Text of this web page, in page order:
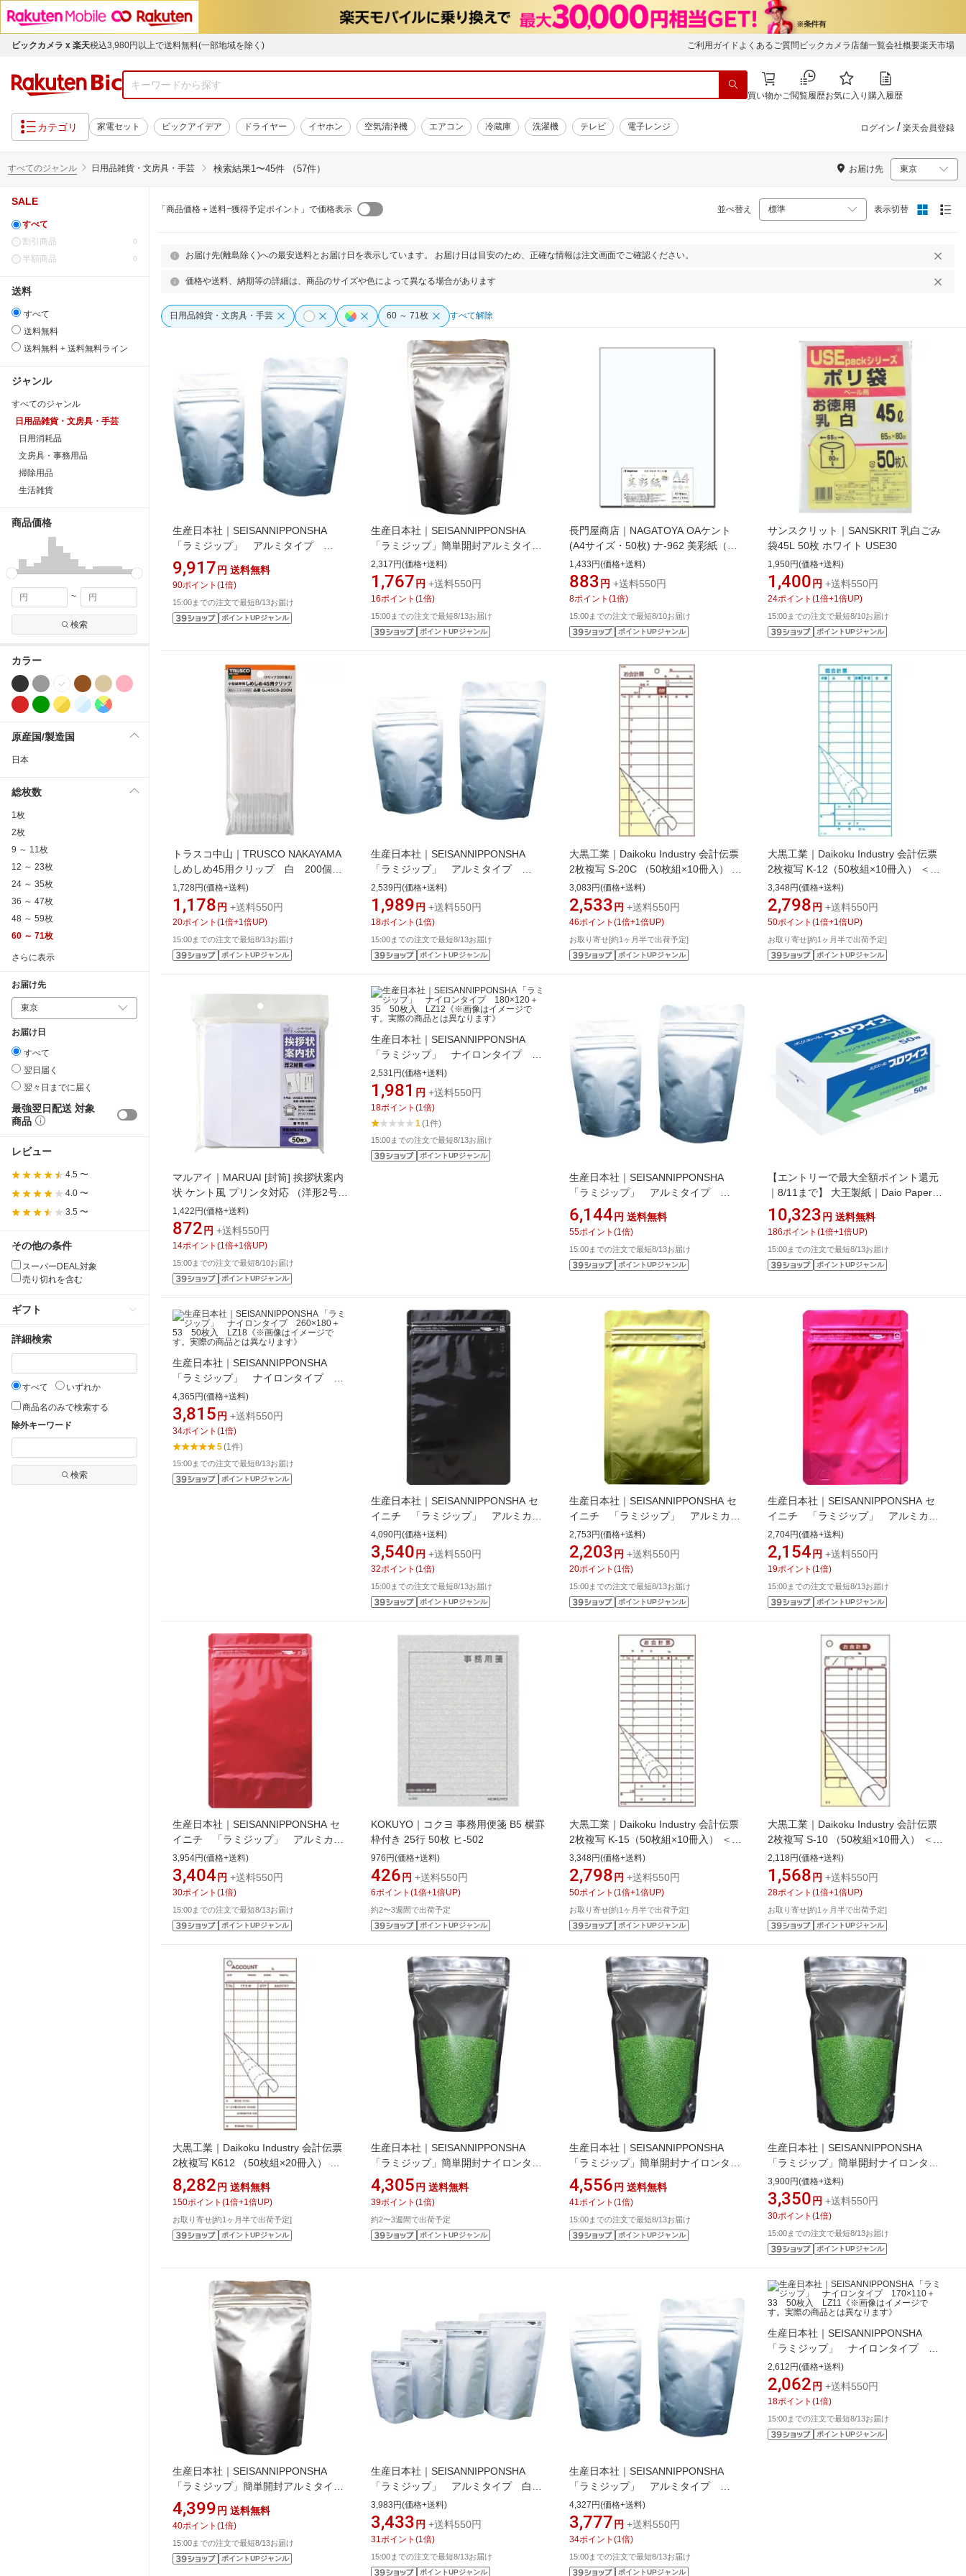
ビックカメラ x 楽天税込3,980円以上で送料無料(一部地域を除く) ご利用ガイド よくあるご質問 ビックカメラ店舗一覧会社概要楽天市場
買い物かご閲覧履歴お気に入り 購入履歴
カテゴリ 家電セット ビックアイデア ドライヤー イヤホン 空気清浄機 エアコン 冷蔵庫 洗濯機 テレビ 電子レンジ ログイン / 楽天会員登録
すべてのジャンル 日用品雑貨・文房具・手芸 検索結果1〜45件 （57件） お届け先
SALE
すべて
0
割引商品
0
半額商品
送料
すべて
送料無料
送料無料 + 送料無料ライン
ジャンル
すべてのジャンル
日用品雑貨・文房具・手芸
日用消耗品
文房具・事務用品
掃除用品
生活雑貨
商品価格
~
検索
カラー
原産国/製造国
日本
総枚数
1枚
2枚
9 ～ 11枚
12 ～ 23枚
24 ～ 35枚
36 ～ 47枚
48 ～ 59枚
60 ～ 71枚
さらに表示
お届け先
お届け日
すべて
翌日届く
翌々日までに届く
最強翌日配送 対象
商品
レビュー
4.5 〜
4.0 〜
3.5 〜
その他の条件
スーパーDEAL対象
売り切れを含む
ギフト
詳細検索
すべて
いずれか
商品名のみで検索する
除外キーワード
検索
「商品価格＋送料−獲得予定ポイント」で価格表示 並べ替え 表示切替
お届け先(離島除く)への最安送料とお届け日を表示しています。 お届け日は目安のため、正確な情報は注文画面でご確認ください。
価格や送料、納期等の詳細は、商品のサイズや色によって異なる場合があります
日用品雑貨・文房具・手芸 60 ～ 71枚 すべて解除
生産日本社｜SEISANNIPPONSHA
「ラミジップ」 アルミタイプ
340×240＋70 50枚入 AL24《※画
像はイメージです。実際の商品とは異
なります》
9,917 円 送料無料
90ポイント (1 倍)
15:00までの注文で最短8/13お届け
ポイントUPジャンル
生産日本社｜SEISANNIPPONSHA
「ラミジップ」簡単開封アルミタイ
プ 115×90＋28 50枚入 MA9《※
画像はイメージです。実際の商品とは
異なります》
2,317円(価格+送料)
1,767 円 +送料550円
16ポイント (1 倍)
15:00までの注文で最短8/13お届け
ポイントUPジャンル
長門屋商店｜NAGATOYA OAケント
(A4サイズ・50枚) ナ-962 美彩紙（び
さいし）シリーズ ホワイト[ナ962]
1,433円(価格+送料)
883 円 +送料550円
8ポイント (1 倍)
15:00までの注文で最短8/10お届け
ポイントUPジャンル
サンスクリット｜SANSKRIT 乳白ごみ
袋45L 50枚 ホワイト USE30
1,950円(価格+送料)
1,400 円 +送料550円
24ポイント (1 倍+1 倍UP)
15:00までの注文で最短8/10お届け
ポイントUPジャンル
トラスコ中山｜TRUSCO NAKAYAMA
しめしめ45用クリップ 白 200個
入 GJ45CB200N
1,728円(価格+送料)
1,178 円 +送料550円
20ポイント (1 倍+1 倍UP)
15:00までの注文で最短8/13お届け
ポイントUPジャンル
生産日本社｜SEISANNIPPONSHA
「ラミジップ」 アルミタイプ
160×100＋30 50枚入 AL10《※画
像はイメージです。実際の商品とは異
なります》
2,539円(価格+送料)
1,989 円 +送料550円
18ポイント (1 倍)
15:00までの注文で最短8/13お届け
ポイントUPジャンル
大黒工業｜Daikoku Industry 会計伝票
2枚複写 S-20C （50枚組×10冊入） ＜
PKIB601＞[PKIB601]
3,083円(価格+送料)
2,533 円 +送料550円
46ポイント (1 倍+1 倍UP)
お取り寄せ[約1ヶ月半で出荷予定]
ポイントUPジャンル
大黒工業｜Daikoku Industry 会計伝票
2枚複写 K-12（50枚組×10冊入） ＜
PKIB402＞[PKIB402]
3,348円(価格+送料)
2,798 円 +送料550円
50ポイント (1 倍+1 倍UP)
お取り寄せ[約1ヶ月半で出荷予定]
ポイントUPジャンル
マルアイ｜MARUAI [封筒] 挨拶状案内
状 ケント風 プリンタ対応 （洋形2号・
50枚） GP-ヨ55
1,422円(価格+送料)
872 円 +送料550円
14ポイント (1 倍+1 倍UP)
15:00までの注文で最短8/10お届け
ポイントUPジャンル
生産日本社｜SEISANNIPPONSHA
「ラミジップ」 ナイロンタイプ
180×120＋35 50枚入 LZ12《※画
像はイメージです。実際の商品とは異
なります》
2,531円(価格+送料)
1,981 円 +送料550円
18ポイント (1 倍)
1 (1件)
15:00までの注文で最短8/13お届け
ポイントUPジャンル
生産日本社｜SEISANNIPPONSHA
「ラミジップ」 アルミタイプ
260×180＋53 50枚入 AL18《※画
像はイメージです。実際の商品とは異
なります》
6,144 円 送料無料
55ポイント (1 倍)
15:00までの注文で最短8/13お届け
ポイントUPジャンル
【エントリーで最大全額ポイント還元
｜8/11まで】 大王製紙｜Daio Paper
プロワイプ ストロングタオル
E60 ポリパック 50枚 18パック
623166
10,323 円 送料無料
186ポイント (1 倍+1 倍UP)
15:00までの注文で最短8/13お届け
ポイントUPジャンル
生産日本社｜SEISANNIPPONSHA
「ラミジップ」 ナイロンタイプ
260×180＋53 50枚入 LZ18《※画
像はイメージです。実際の商品とは異
なります》
4,365円(価格+送料)
3,815 円 +送料550円
34ポイント (1 倍)
5(1件)
15:00までの注文で最短8/13お届け
ポイントUPジャンル
生産日本社｜SEISANNIPPONSHA セ
イニチ 「ラミジップ」 アルミカラ
ースタンドタイプ 黒 200×140＋
41 （50枚入） AL-1420BK
4,090円(価格+送料)
3,540 円 +送料550円
32ポイント (1 倍)
15:00までの注文で最短8/13お届け
ポイントUPジャンル
生産日本社｜SEISANNIPPONSHA セ
イニチ 「ラミジップ」 アルミカラ
ースタンドタイプ 金 130×100＋
30 （50枚入） AL-1013GD
2,753円(価格+送料)
2,203 円 +送料550円
20ポイント (1 倍)
15:00までの注文で最短8/13お届け
ポイントUPジャンル
生産日本社｜SEISANNIPPONSHA セ
イニチ 「ラミジップ」 アルミカラ
ースタンドタイプ 赤 130×100＋
30 （50枚入） AL-1013R
2,704円(価格+送料)
2,154 円 +送料550円
19ポイント (1 倍)
15:00までの注文で最短8/13お届け
ポイントUPジャンル
生産日本社｜SEISANNIPPONSHA セ
イニチ 「ラミジップ」 アルミカラ
ースタンドタイプ 赤 200×140＋
41 （50枚入） AL-1420R
3,954円(価格+送料)
3,404 円 +送料550円
30ポイント (1 倍)
15:00までの注文で最短8/13お届け
ポイントUPジャンル
KOKUYO｜コクヨ 事務用便箋 B5 横罫
枠付き 25行 50枚 ヒ-502
976円(価格+送料)
426 円 +送料550円
6ポイント (1 倍+1 倍UP)
約2〜3週間で出荷予定
ポイントUPジャンル
大黒工業｜Daikoku Industry 会計伝票
2枚複写 K-15（50枚組×10冊入） ＜
PKIB702＞[PKIB702]
3,348円(価格+送料)
2,798 円 +送料550円
50ポイント (1 倍+1 倍UP)
お取り寄せ[約1ヶ月半で出荷予定]
ポイントUPジャンル
大黒工業｜Daikoku Industry 会計伝票
2枚複写 S-10 （50枚組×10冊入） ＜
PKIB201＞[PKIB201]
2,118円(価格+送料)
1,568 円 +送料550円
28ポイント (1 倍+1 倍UP)
お取り寄せ[約1ヶ月半で出荷予定]
ポイントUPジャンル
大黒工業｜Daikoku Industry 会計伝票
2枚複写 K612 （50枚組×20冊入） ＜
PKIB301＞[PKIB301]
8,282 円 送料無料
150ポイント (1 倍+1 倍UP)
お取り寄せ[約1ヶ月半で出荷予定]
ポイントUPジャンル
生産日本社｜SEISANNIPPONSHA
「ラミジップ」簡単開封ナイロンタイ
プ 260×180＋53 50枚入
MY18《※画像はイメージです。実際
の商品とは異なります》
4,305 円 送料無料
39ポイント (1 倍)
約2〜3週間で出荷予定
ポイントUPジャンル
生産日本社｜SEISANNIPPONSHA
「ラミジップ」簡単開封ナイロンタイ
プ 280×200＋58 50枚入
MY20《※画像はイメージです。実際
の商品とは異なります》
4,556 円 送料無料
41 ポイント (1 倍)
15:00までの注文で最短8/13お届け
ポイントUPジャンル
生産日本社｜SEISANNIPPONSHA
「ラミジップ」簡単開封ナイロンタイ
プ 230×160＋47 50枚入
MY16《※画像はイメージです。実際
の商品とは異なります》
3,900円(価格+送料)
3,350 円 +送料550円
30ポイント (1 倍)
15:00までの注文で最短8/13お届け
ポイントUPジャンル
生産日本社｜SEISANNIPPONSHA
「ラミジップ」簡単開封アルミタイ
プ 230×160＋47 50枚入
MA16《※画像はイメージです。実際
の商品とは異なります》
4,399 円 送料無料
40ポイント (1 倍)
15:00までの注文で最短8/13お届け
ポイントUPジャンル
生産日本社｜SEISANNIPPONSHA
「ラミジップ」 アルミタイプ 白
200×140＋41 50枚入 AL14W《※
画像はイメージです。実際の商品とは
異なります》
3,983円(価格+送料)
3,433 円 +送料550円
31 ポイント (1 倍)
15:00までの注文で最短8/13お届け
ポイントUPジャンル
生産日本社｜SEISANNIPPONSHA
「ラミジップ」 アルミタイプ
210×150＋45 50枚入 AL15《※画
像はイメージです。実際の商品とは異
なります》
4,327円(価格+送料)
3,777 円 +送料550円
34ポイント (1 倍)
15:00までの注文で最短8/13お届け
ポイントUPジャンル
生産日本社｜SEISANNIPPONSHA
「ラミジップ」 ナイロンタイプ
170×110＋33 50枚入 LZ11《※画
像はイメージです。実際の商品とは異
なります》
2,612円(価格+送料)
2,062 円 +送料550円
18ポイント (1 倍)
15:00までの注文で最短8/13お届け
ポイントUPジャンル